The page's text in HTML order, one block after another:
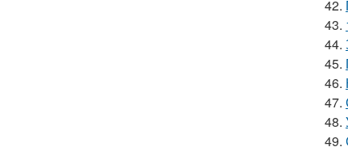
42.
43.
44.
45.
46.
47.
48.
49.